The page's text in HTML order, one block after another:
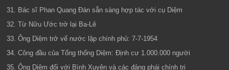
31. Bác sĩ Phan Quang Đán sẵn sàng hợp tác với cụ Diệm
32. Từ Nữu Ước trở lại Ba-Lê
33. Ông Diệm trở vế nước lập chính phủ: 7-7-1954
34. Công đầu của Tổng thống Diệm: Định cư 1.000.000 người
35. Ông Diệm đối với Bình Xuyên và các đảng phái chính trị